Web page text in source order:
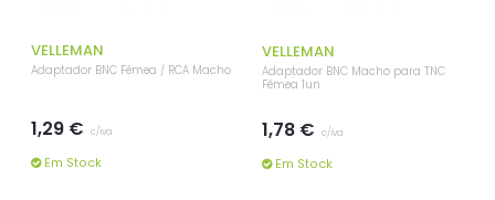
VELLEMAN
Adaptador BNC Fêmea / RCA Macho
1,29 € c/iva
Em Stock
VELLEMAN
Adaptador BNC Macho para TNC
Fêmea 1un
1,78 € c/iva
Em Stock